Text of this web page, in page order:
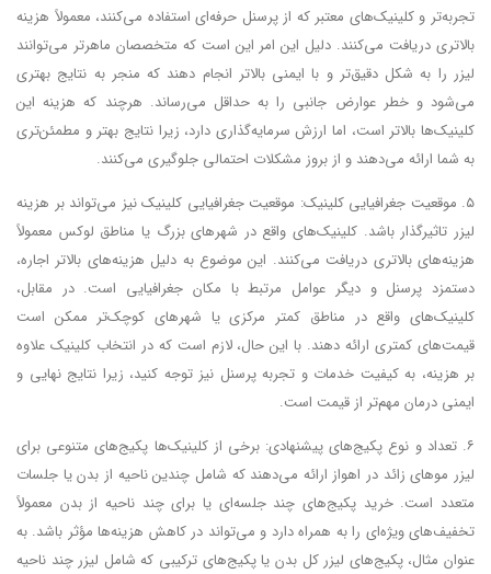
تجربه‌تر و کلینیک‌های معتبر که از پرسنل حرفه‌ای استفاده می‌کنند، معمولاً هزینه
بالاتری دریافت می‌کنند. دلیل این امر این است که متخصصان ماهرتر می‌توانند
لیزر را به شکل دقیق‌تر و با ایمنی بالاتر انجام دهند که منجر به نتایج بهتری
می‌شود و خطر عوارض جانبی را به حداقل می‌رساند. هرچند که هزینه این
کلینیک‌ها بالاتر است، اما ارزش سرمایه‌گذاری دارد، زیرا نتایج بهتر و مطمئن‌تری
به شما ارائه می‌دهند و از بروز مشکلات احتمالی جلوگیری می‌کنند.
۵. موقعیت جغرافیایی کلینیک: موقعیت جغرافیایی کلینیک نیز می‌تواند بر هزینه
لیزر تاثیرگذار باشد. کلینیک‌های واقع در شهرهای بزرگ یا مناطق لوکس معمولاً
هزینه‌های بالاتری دریافت می‌کنند. این موضوع به دلیل هزینه‌های بالاتر اجاره،
دستمزد پرسنل و دیگر عوامل مرتبط با مکان جغرافیایی است. در مقابل،
کلینیک‌های واقع در مناطق کمتر مرکزی یا شهرهای کوچک‌تر ممکن است
قیمت‌های کمتری ارائه دهند. با این حال، لازم است که در انتخاب کلینیک علاوه
بر هزینه، به کیفیت خدمات و تجربه پرسنل نیز توجه کنید، زیرا نتایج نهایی و
ایمنی درمان مهم‌تر از قیمت است.
۶. تعداد و نوع پکیج‌های پیشنهادی: برخی از کلینیک‌ها پکیج‌های متنوعی برای
لیزر موهای زائد در اهواز ارائه می‌دهند که شامل چندین ناحیه از بدن یا جلسات
متعدد است. خرید پکیج‌های چند جلسه‌ای یا برای چند ناحیه از بدن معمولاً
تخفیف‌های ویژه‌ای را به همراه دارد و می‌تواند در کاهش هزینه‌ها مؤثر باشد. به
عنوان مثال، پکیج‌های لیزر کل بدن یا پکیج‌های ترکیبی که شامل لیزر چند ناحیه